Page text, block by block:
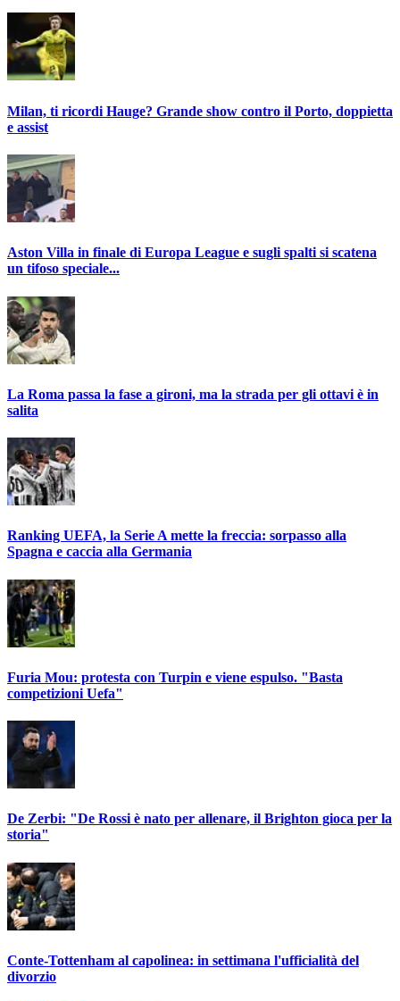
Milan, ti ricordi Hauge? Grande show contro il Porto, doppietta
e assist
Aston Villa in finale di Europa League e sugli spalti si scatena
un tifoso speciale...
La Roma passa la fase a gironi, ma la strada per gli ottavi è in
salita
Ranking UEFA, la Serie A mette la freccia: sorpasso alla
Spagna e caccia alla Germania
Furia Mou: protesta con Turpin e viene espulso. "Basta
competizioni Uefa"
De Zerbi: "De Rossi è nato per allenare, il Brighton gioca per la
storia"
Conte-Tottenham al capolinea: in settimana l'ufficialità del
divorzio